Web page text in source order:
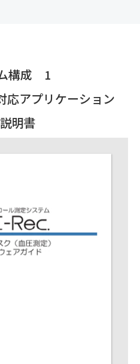
構成 1
アプリケーション
明書